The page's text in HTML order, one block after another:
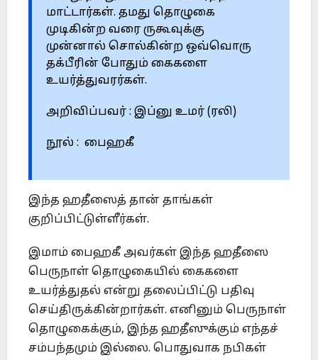
மாட்டார்கள். தமது தொழுகை
முடிகின்ற வரை ருகூவுக்கு
முன்னால் சொல்கின்ற ஒவ்வொரு
தக்பீரின் போதும் கைகளை
உயர்த்துவரர்கள்.
அறிவிப்பவர் : இப்னு உமர் (ரலி)
நூல் : பைஹகீ
இந்த ஹதீஸைத் தான் தாங்கள்
குறிப்பிட்டுள்ளீர்கள்.
இமாம் பைஹகீ அவர்கள் இந்த ஹதீஸை
பெருநாள் தொழுகையில் கைகளை
உயர்த்துதல் என்று தலைப்பிட்டு பதிவு
செய்திருக்கின்றார்கள். எனினும் பெருநாள்
தொழுகைக்கும், இந்த ஹதீஸுக்கும் எந்தச்
சம்பந்தமும் இல்லை. பொதுவாக நபிகள்